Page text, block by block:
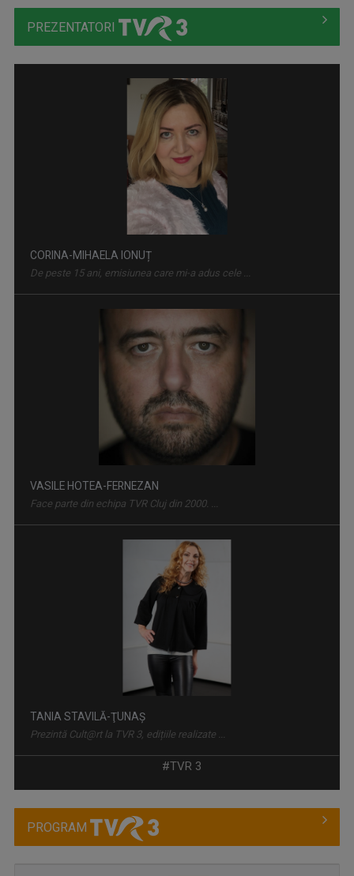
PREZENTATORI
CORINA-MIHAELA IONUȚ
De peste 15 ani, emisiunea care mi-a adus cele ...
VASILE HOTEA-FERNEZAN
Face parte din echipa TVR Cluj din 2000. ...
TANIA STAVILĂ-ŢUNAŞ
Prezintă Cult@rt la TVR 3, edițiile realizate ...
#TVR 3
PROGRAM